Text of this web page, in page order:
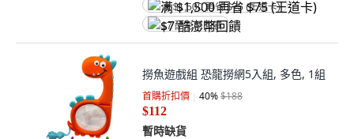
满 $1,500 再省 $75 (王道卡)
$7 酷澎幣回饋
撈魚遊戲組 恐龍撈網5入組, 多色, 1組
首購折扣價 40%$188
$112
暫時缺貨